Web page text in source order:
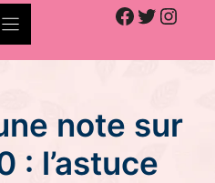
Facebook
Twitter
note sur
: l’astuce